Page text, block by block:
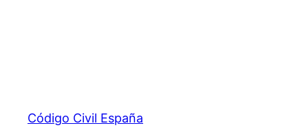
Código Civil España